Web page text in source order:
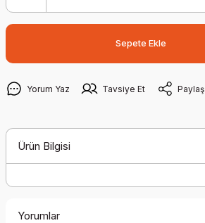
Sepete Ekle
Yorum Yaz Tavsiye Et Paylaş
Ürün Bilgisi
Yorumlar